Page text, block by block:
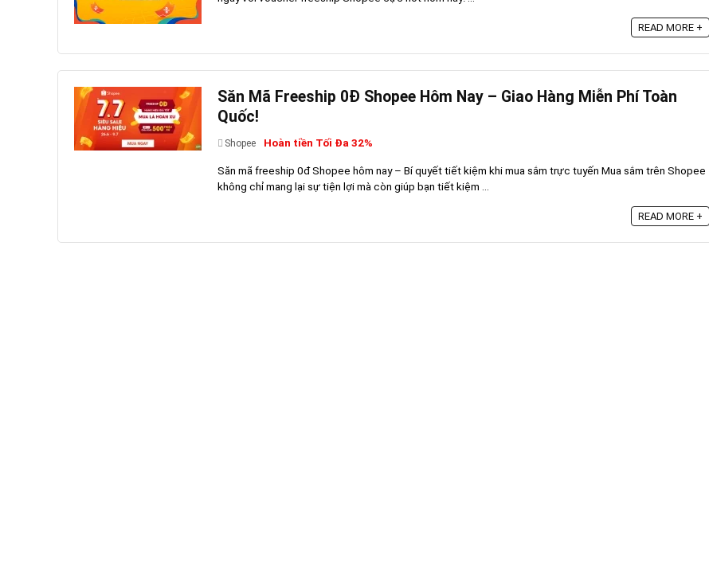
READ MORE +
Săn Mã Freeship 0Đ Shopee Hôm Nay – Giao Hàng Miễn Phí Toàn
Quốc!
Shopee Hoàn tiền Tối Đa 32%
Săn mã freeship 0đ Shopee hôm nay – Bí quyết tiết kiệm khi mua sắm trực tuyến Mua sắm trên Shopee
không chỉ mang lại sự tiện lợi mà còn giúp bạn tiết kiệm ...
READ MORE +